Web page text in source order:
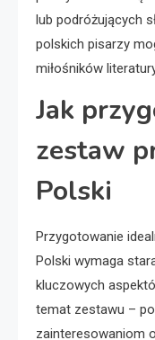
lub podróżujących
polskich pisarzy
miłośników
Jak
zestaw
Polski
Przygotowanie
Polski wymaga
kluczowych
temat zestawu –
zainteresowaniom